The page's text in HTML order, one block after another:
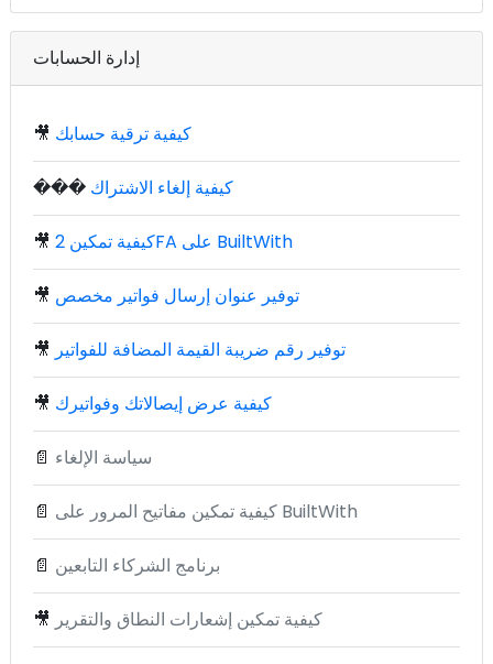
إدارة الحسابات
🎥 كيفية ترقية حسابك
��� كيفية إلغاء الاشتراك
🎥 كيفية تمكين 2FA على BuiltWith
🎥 توفير عنوان إرسال فواتير مخصص
🎥 توفير رقم ضريبة القيمة المضافة للفواتير
🎥 كيفية عرض إيصالاتك وفواتيرك
📄 سياسة الإلغاء
📄 كيفية تمكين مفاتيح المرور على BuiltWith
📄 برنامج الشركاء التابعين
🎥 كيفية تمكين إشعارات النطاق والتقرير